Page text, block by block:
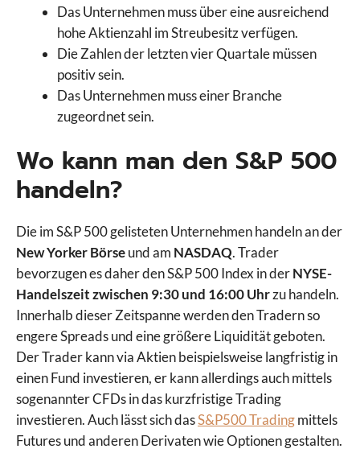
Das Unternehmen muss über eine ausreichend
hohe Aktienzahl im Streubesitz verfügen.
Die Zahlen der letzten vier Quartale müssen
positiv sein.
Das Unternehmen muss einer Branche
zugeordnet sein.
Wo kann man den S&P 500
handeln?
Die im S&P 500 gelisteten Unternehmen handeln an der
New Yorker Börseund am NASDAQ. Trader
bevorzugen es daher den S&P 500 Index in derNYSE-
Handelszeit zwischen 9:30 und 16:00 Uhrzu handeln.
Innerhalb dieser Zeitspanne werden den Tradern so
engere Spreads und eine größere Liquidität geboten.
Der Trader kann via Aktien beispielsweise langfristig in
einen Fund investieren, er kann allerdings auch mittels
sogenannter CFDs in das kurzfristige Trading
investieren. Auch lässt sich dasS&P500 Tradingmittels
Futures und anderen Derivaten wie Optionen gestalten.